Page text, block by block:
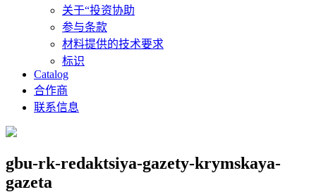
关于“投资协助
参与条款
材料提供的技术要求
标识
Catalog
合作商
联系信息
gbu-rk-redaktsiya-gazety-krymskaya-
gazeta